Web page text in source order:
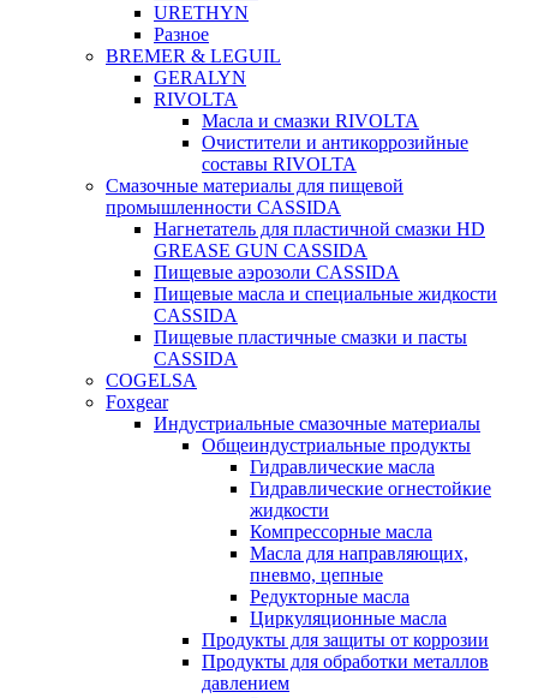
URETHYN
Разное
BREMER & LEGUIL
GERALYN
RIVOLTA
Масла и смазки RIVOLTA
Очистители и антикоррозийные
составы RIVOLTA
Смазочные материалы для пищевой
промышленности CASSIDA
Нагнетатель для пластичной смазки HD
GREASE GUN CASSIDA
Пищевые аэрозоли CASSIDA
Пищевые масла и специальные жидкости
CASSIDA
Пищевые пластичные смазки и пасты
CASSIDA
COGELSA
Foxgear
Индустриальные смазочные материалы
Общеиндустриальные продукты
Гидравлические масла
Гидравлические огнестойкие
жидкости
Компрессорные масла
Масла для направляющих,
пневмо, цепные
Редукторные масла
Циркуляционные масла
Продукты для защиты от коррозии
Продукты для обработки металлов
давлением